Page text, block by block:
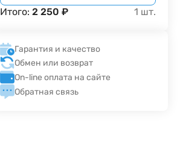
Итого:2 250₽ 1 шт.
Гарантия и качество
Обмен или возврат
On-line оплата на сайте
Обратная связь